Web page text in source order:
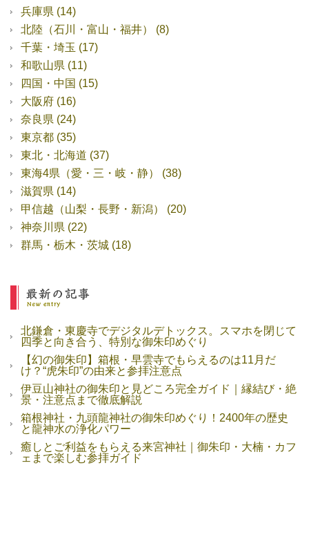
兵庫県 (14)
北陸（石川・富山・福井）
(8)
千葉・埼玉 (17)
和歌山県 (11)
四国・中国 (15)
大阪府 (16)
奈良県 (24)
東京都 (35)
東北・北海道 (37)
東海4県（愛・三・岐・静）
(38)
滋賀県 (14)
甲信越（山梨・長野・新潟）
(20)
神奈川県 (22)
群馬・栃木・茨城 (18)
北鎌倉・東慶寺でデジタルデトックス。スマホを閉じて
四季と向き合う、特別な御朱印めぐり
【幻の御朱印】箱根・早雲寺でもらえるのは11月だ
け？“虎朱印”の由来と参拝注意点
伊豆山神社の御朱印と見どころ完全ガイド｜縁結び・絶
景・注意点まで徹底解説
箱根神社・九頭龍神社の御朱印めぐり！2400年の歴史
と龍神水の浄化パワー
癒しとご利益をもらえる来宮神社｜御朱印・大楠・カフ
ェまで楽しむ参拝ガイド